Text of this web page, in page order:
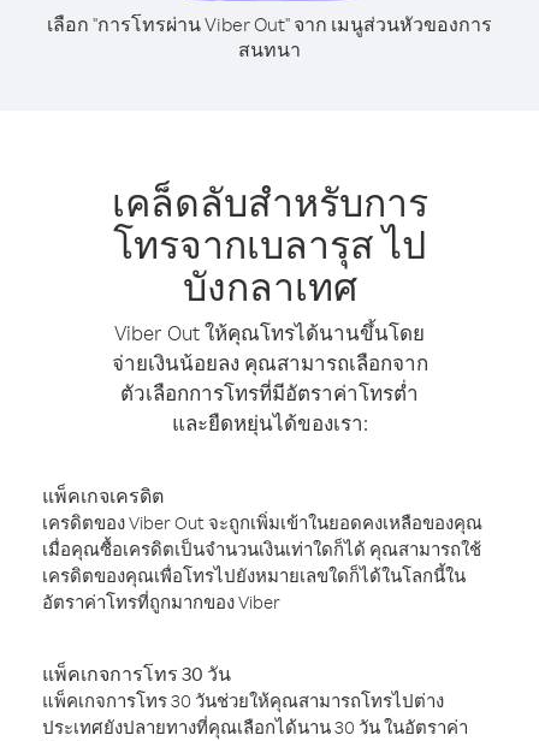
เลือก "การโทรผ่าน Viber Out" จาก เมนูส่วนหัวของการ
สนทนา
เคล็ดลับสำหรับการ
โทรจากเบลารุส ไป
บังกลาเทศ
Viber Out ให้คุณโทรได้นานขึ้นโดย
จ่ายเงินน้อยลง คุณสามารถเลือกจาก
ตัวเลือกการโทรที่มีอัตราค่าโทรต่ำ
และยืดหยุ่นได้ของเรา:
แพ็คเกจเครดิต
เครดิตของ Viber Out จะถูกเพิ่มเข้าในยอดคงเหลือของคุณ
เมื่อคุณซื้อเครดิตเป็นจำนวนเงินเท่าใดก็ได้ คุณสามารถใช้
เครดิตของคุณเพื่อโทรไปยังหมายเลขใดก็ได้ในโลกนี้ใน
อัตราค่าโทรที่ถูกมากของ Viber
แพ็คเกจการโทร 30 วัน
แพ็คเกจการโทร 30 วันช่วยให้คุณสามารถโทรไปต่าง
ประเทศยังปลายทางที่คุณเลือกได้นาน 30 วัน ในอัตราค่า